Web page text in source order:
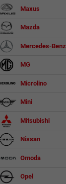
Maxus
Mazda
Mercedes-Benz
MG
Microlino
Mini
Mitsubishi
Nissan
Omoda
Opel